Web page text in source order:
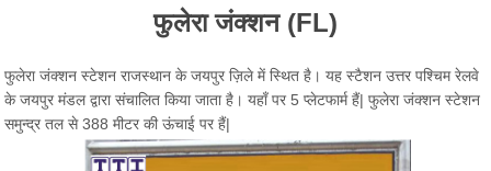
फुलेरा जंक्शन (FL)
फुलेरा जंक्शन स्टेशन राजस्थान के जयपुर ज़िले में स्थित है। यह स्टैशन उत्तर पश्चिम रेलवे
के जयपुर मंडल द्वारा संचालित किया जाता है। यहाँ पर 5 प्लेटफार्म हैं| फुलेरा जंक्शन स्टेशन
समुन्द्र तल से 388 मीटर की ऊंचाई पर हैं|